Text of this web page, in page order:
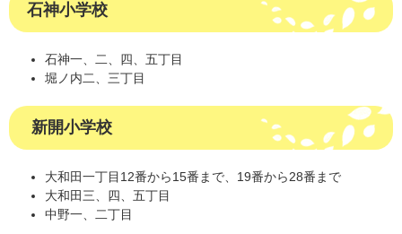
石神小学校
石神一、二、四、五丁目
堀ノ内二、三丁目
新開小学校
大和田一丁目12番から15番まで、19番から28番まで
大和田三、四、五丁目
中野一、二丁目